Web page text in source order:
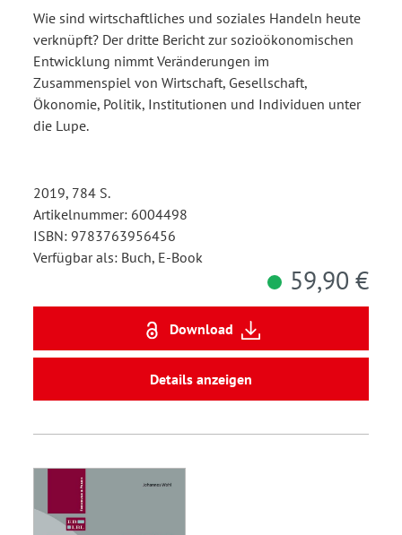
Wie sind wirtschaftliches und soziales Handeln heute
verknüpft? Der dritte Bericht zur sozioökonomischen
Entwicklung nimmt Veränderungen im
Zusammenspiel von Wirtschaft, Gesellschaft,
Ökonomie, Politik, Institutionen und Individuen unter
die Lupe.
2019, 784 S.
Artikelnummer: 6004498
ISBN: 9783763956456
Verfügbar als: Buch, E-Book
59,90 €
Download
Details anzeigen